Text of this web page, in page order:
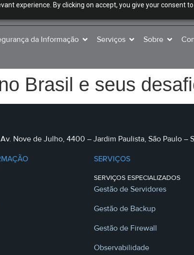
experience. By clicking on accept, you give your consent
da Informação Serviços Sobre
Brasil e seus
Av. Nove de Julho, 4400 – Jardim Paulista, São Paulo –
SERVIÇOS
SERVIÇOS ESPECIALIZADOS
Gestão de Servidores
Gestão de Backup
Gestão de Firewall
Observabilidade